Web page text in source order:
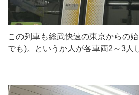
この列車も総武快速の東京からの
でも)。というか人が各車両2～3人